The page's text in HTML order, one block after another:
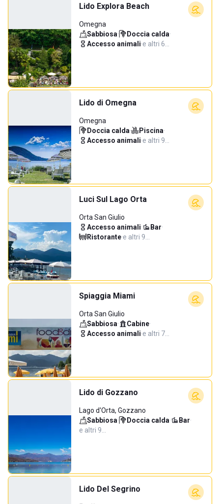
Lido Explora Beach
Omegna
Sabbiosa· Doccia calda·
Accesso animali·e altri 6…
Lido di Omegna
Omegna
Doccia calda· Piscina·
Accesso animali·e altri 9…
Luci Sul Lago Orta
Orta San Giulio
Accesso animali· Bar·
Ristorante·e altri 9…
Spiaggia Miami
Orta San Giulio
Sabbiosa· Cabine·
Accesso animali·e altri 7…
Lido di Gozzano
Lago d'Orta, Gozzano
Sabbiosa· Doccia calda· Bar·
e altri 9…
Lido Del Segrino